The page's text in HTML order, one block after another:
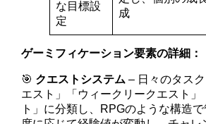
な目標設
定
成
ゲーミフィケーション要素の詳細：
🎯 クエストシステム – 日々のタス
エスト」「ウィークリークエスト」
ト」に分類し、RPGのような構造